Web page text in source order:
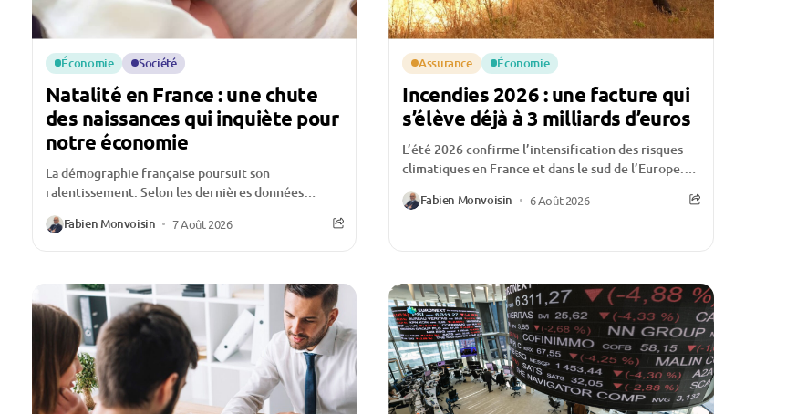
Économie Société
Natalité en France : une chute
des naissances qui inquiète pour
notre économie
La démographie française poursuit son
ralentissement. Selon les dernières données
continue de reculer au premier semestre...
Fabien Monvoisin 7 Août 2026
Assurance Économie
Incendies 2026 : une facture qui
s’élève déjà à 3 milliards d’euros
L’été 2026 confirme l’intensification des risques
climatiques en France et dans le sud de l’Europe.
détruites en...
Fabien Monvoisin 6 Août 2026